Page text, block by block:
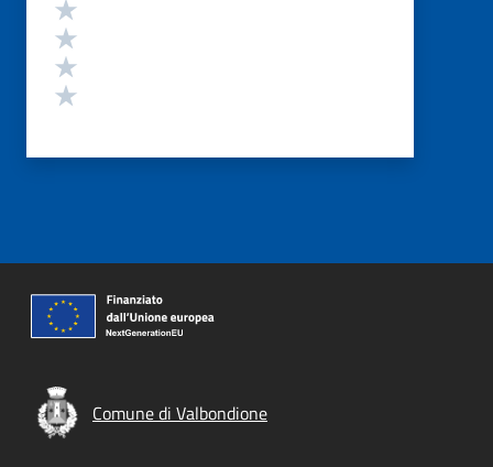
Comune di Valbondione